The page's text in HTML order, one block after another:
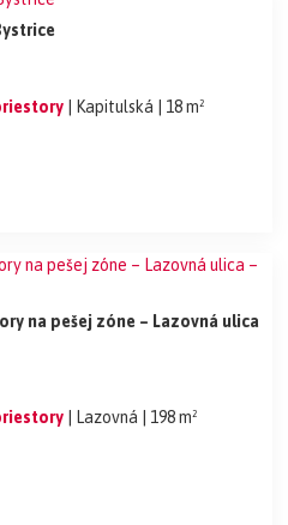
| Kapitulská | 18 m²
na pešej zóne – Lazovná ulica
| Lazovná | 198 m²